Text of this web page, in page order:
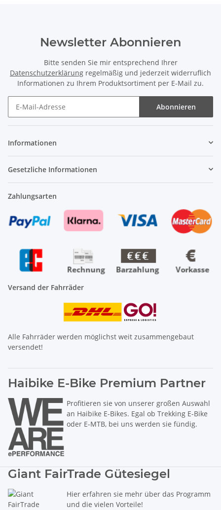
Newsletter Abonnieren
Bitte senden Sie mir entsprechend Ihrer
Datenschutzerklärung regelmäßig und jederzeit widerruflich
Informationen zu Ihrem Produktsortiment per E-Mail zu.
Abonnieren
Informationen
Gesetzliche Informationen
Zahlungsarten
Versand der Fahrräder
Alle Fahrräder werden möglichst weit zusammengebaut
versendet!
Haibike E-Bike Premium Partner
Profitieren sie von unserer großen Auswahl
an Haibike E-Bikes. Egal ob Trekking E-Bike
oder E-MTB, bei uns werden sie fündig.
Giant FairTrade Gütesiegel
Hier erfahren sie mehr über das Programm
und die vielen Vorteile!